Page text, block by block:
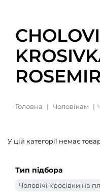
ROSEMIR
Головна Чоловікам
У цій категорії немає
Тип підбора
Чоловічі кросівки на